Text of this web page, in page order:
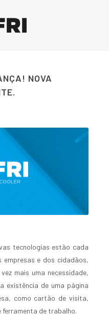
NOVA
tecnologias estão cada
empresas e dos cidadãos,
mais uma necessidade,
existência de uma página
como cartão de visita,
ferramenta de trabalho.